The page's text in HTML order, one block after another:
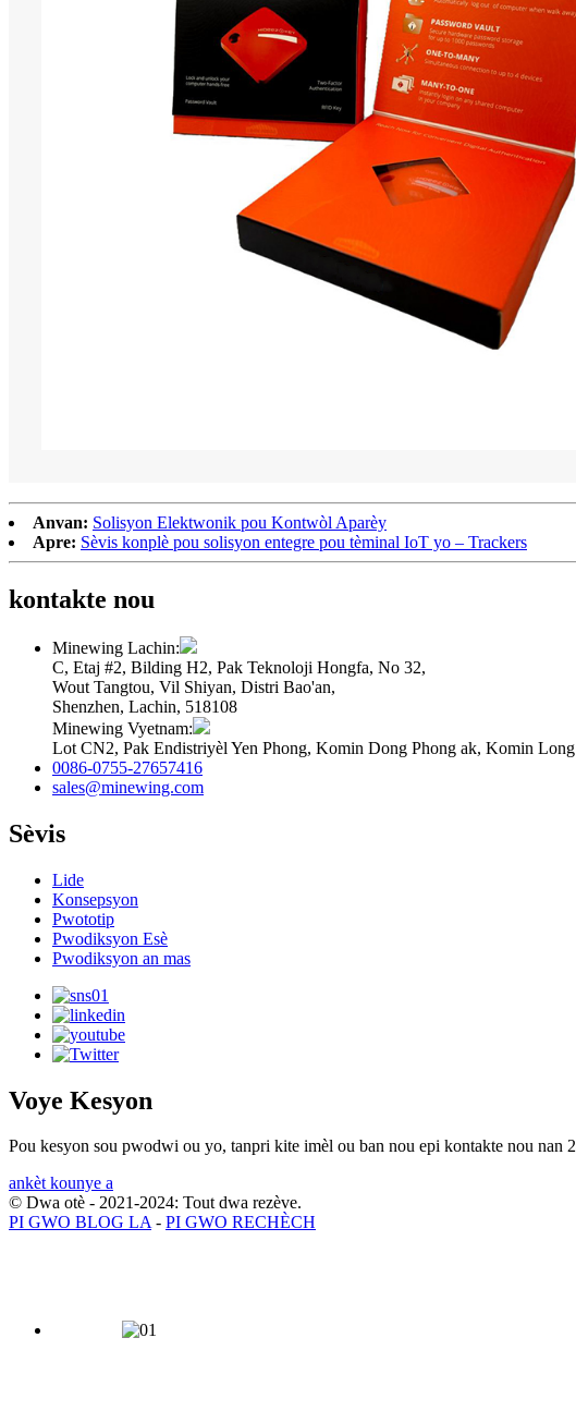
Anvan: Solisyon Elektwonik pou Kontwòl Aparèy
Apre: Sèvis konplè pou solisyon entegre pou tèminal IoT yo – Trackers
kontakte nou
Minewing Lachin:
C, Etaj #2, Bilding H2, Pak Teknoloji Hongfa, No 32,
Wout Tangtou, Vil Shiyan, Distri Bao'an,
Shenzhen, Lachin, 518108
Minewing Vyetnam:
Lot CN2, Pak Endistriyèl Yen Phong, Komin Dong Phong ak, Komin
0086-0755-27657416
sales@minewing.com
Sèvis
Lide
Konsepsyon
Pwototip
Pwodiksyon Esè
Pwodiksyon an mas
Voye Kesyon
Pou kesyon sou pwodwi ou yo, tanpri kite imèl ou ban nou epi kontakte nou nan
ankèt kounye a
© Dwa otè - 2021-2024: Tout dwa rezève.
PI GWO BLOG LA- PI GWO RECHÈCH